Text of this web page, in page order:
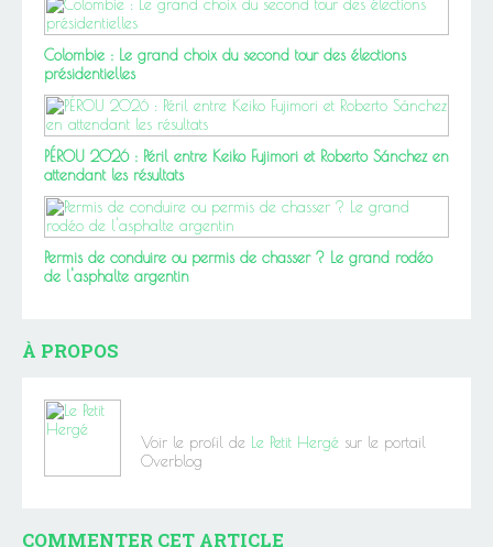
Colombie : Le grand choix du second tour des élections
présidentielles
PÉROU 2026 : Péril entre Keiko Fujimori et Roberto Sánchez en
attendant les résultats
Permis de conduire ou permis de chasser ? Le grand rodéo
de l'asphalte argentin
À PROPOS
Voir le profil de Le Petit Hergé sur le portail
Overblog
COMMENTER CET ARTICLE